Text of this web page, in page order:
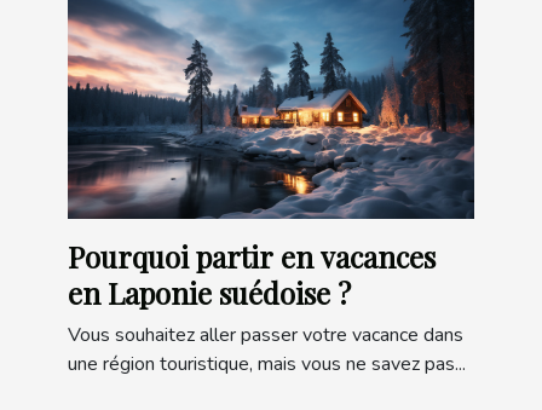
Pourquoi partir en vacances
en Laponie suédoise ?
Vous souhaitez aller passer votre vacance dans
une région touristique, mais vous ne savez pas...